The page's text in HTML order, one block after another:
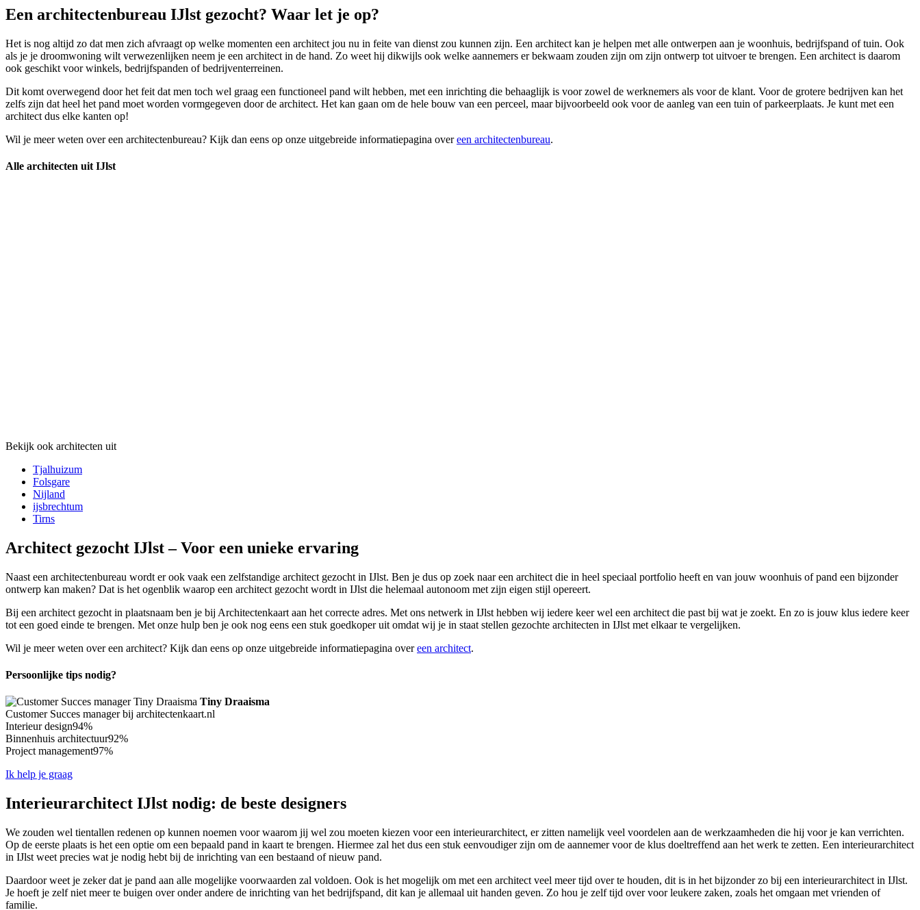
Een architectenbureau IJlst gezocht? Waar let je op?
Het is nog altijd zo dat men zich afvraagt op welke momenten een architect jou nu in feite van dienst zou kunnen zijn. Een architect kan je helpen met alle ontwerpen aan je woonhuis, bedrijfspand of tuin. Ook
als je je droomwoning wilt verwezenlijken neem je een architect in de hand. Zo weet hij dikwijls ook welke aannemers er bekwaam zouden zijn om zijn ontwerp tot uitvoer te brengen. Een architect is daarom
ook geschikt voor winkels, bedrijfspanden of bedrijventerreinen.
Dit komt overwegend door het feit dat men toch wel graag een functioneel pand wilt hebben, met een inrichting die behaaglijk is voor zowel de werknemers als voor de klant. Voor de grotere bedrijven kan het
zelfs zijn dat heel het pand moet worden vormgegeven door de architect. Het kan gaan om de hele bouw van een perceel, maar bijvoorbeeld ook voor de aanleg van een tuin of parkeerplaats. Je kunt met een
architect dus elke kanten op!
Wil je meer weten over een architectenbureau? Kijk dan eens op onze uitgebreide informatiepagina overeen architectenbureau.
Alle architecten uit IJlst
Bekijk ook architecten uit
Tjalhuizum
Folsgare
Nijland
ijsbrechtum
Tirns
Architect gezocht IJlst – Voor een unieke ervaring
Naast een architectenbureau wordt er ook vaak een zelfstandige architect gezocht in IJlst. Ben je dus op zoek naar een architect die in heel speciaal portfolio heeft en van jouw woonhuis of pand een bijzonder
ontwerp kan maken? Dat is het ogenblik waarop een architect gezocht wordt in IJlst die helemaal autonoom met zijn eigen stijl opereert.
Bij een architect gezocht in plaatsnaam ben je bij Architectenkaart aan het correcte adres. Met ons netwerk in IJlst hebben wij iedere keer wel een architect die past bij wat je zoekt. En zo is jouw klus iedere keer
tot een goed einde te brengen. Met onze hulp ben je ook nog eens een stuk goedkoper uit omdat wij je in staat stellen gezochte architecten in IJlst met elkaar te vergelijken.
Wil je meer weten over een architect? Kijk dan eens op onze uitgebreide informatiepagina overeen architect.
Persoonlijke tips nodig?
Tiny Draaisma
Customer Succes manager bij architectenkaart.nl
Interieur design94%
Binnenhuis architectuur92%
Project management97%
Ik help je graag
Interieurarchitect IJlst nodig: de beste designers
We zouden wel tientallen redenen op kunnen noemen voor waarom jij wel zou moeten kiezen voor een interieurarchitect, er zitten namelijk veel voordelen aan de werkzaamheden die hij voor je kan verrichten.
Op de eerste plaats is het een optie om een bepaald pand in kaart te brengen. Hiermee zal het dus een stuk eenvoudiger zijn om de aannemer voor de klus doeltreffend aan het werk te zetten. Een interieurarchitect
in IJlst weet precies wat je nodig hebt bij de inrichting van een bestaand of nieuw pand.
Daardoor weet je zeker dat je pand aan alle mogelijke voorwaarden zal voldoen. Ook is het mogelijk om met een architect veel meer tijd over te houden, dit is in het bijzonder zo bij een interieurarchitect in IJlst.
Je hoeft je zelf niet meer te buigen over onder andere de inrichting van het bedrijfspand, dit kan je allemaal uit handen geven. Zo hou je zelf tijd over voor leukere zaken, zoals het omgaan met vrienden of
familie.